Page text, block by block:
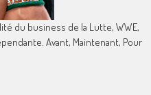
du business de la Lutte, WWE,
Avant, Maintenant, Pour